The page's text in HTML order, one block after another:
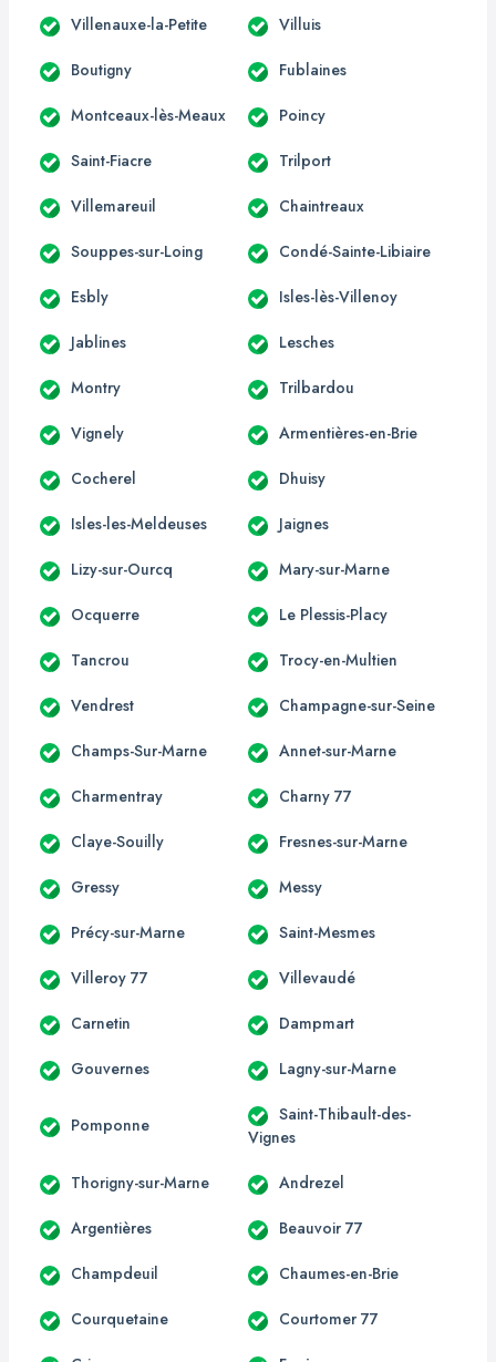
Villenauxe-la-Petite Villuis
Boutigny Fublaines
Montceaux-lès-Meaux Poincy
Saint-Fiacre Trilport
Villemareuil Chaintreaux
Souppes-sur-Loing Condé-Sainte-Libiaire
Esbly Isles-lès-Villenoy
Jablines Lesches
Montry Trilbardou
Vignely Armentières-en-Brie
Cocherel Dhuisy
Isles-les-Meldeuses Jaignes
Lizy-sur-Ourcq Mary-sur-Marne
Ocquerre Le Plessis-Placy
Tancrou Trocy-en-Multien
Vendrest Champagne-sur-Seine
Champs-Sur-Marne Annet-sur-Marne
Charmentray Charny 77
Claye-Souilly Fresnes-sur-Marne
Gressy Messy
Précy-sur-Marne Saint-Mesmes
Villeroy 77 Villevaudé
Carnetin Dampmart
Gouvernes Lagny-sur-Marne
Pomponne
Saint-Thibault-des-
Vignes
Thorigny-sur-Marne Andrezel
Argentières Beauvoir 77
Champdeuil Chaumes-en-Brie
Courquetaine Courtomer 77